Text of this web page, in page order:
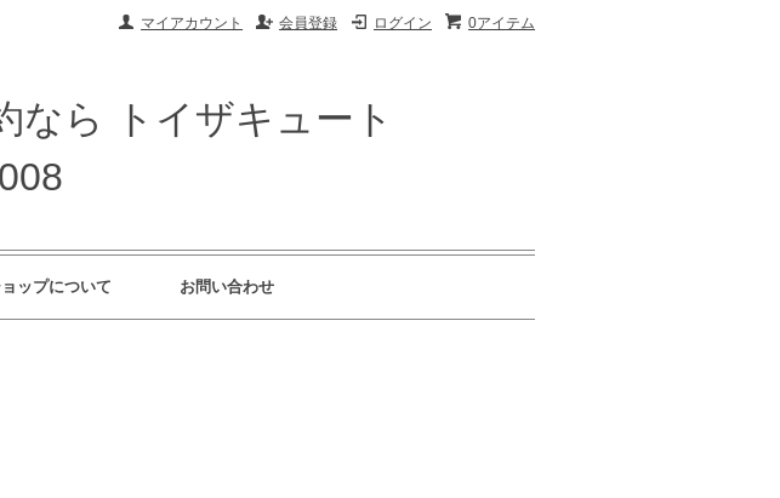
0アイテム
ログイン
会員登録
マイアカウント
なら トイザキュート
ップについて お問い合わせ